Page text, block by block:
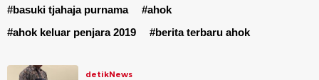
#basuki tjahaja purnama
#ahok
#ahok keluar penjara 2019
#berita terbaru ahok
detikNews